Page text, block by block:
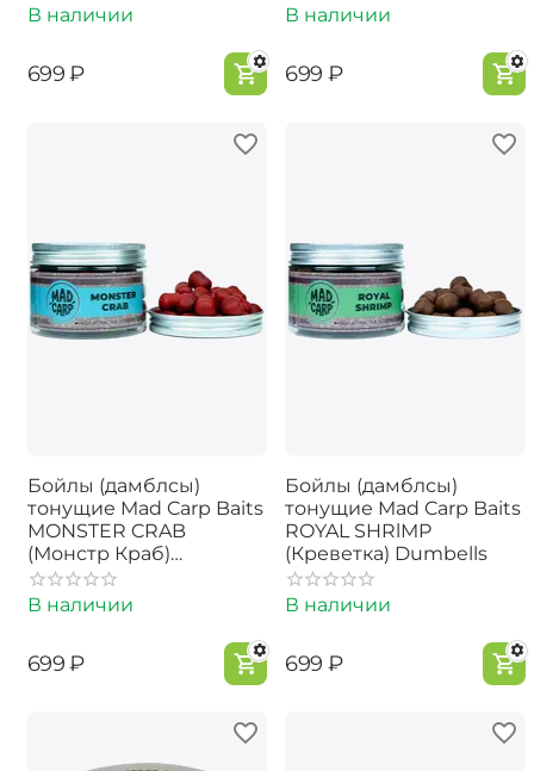
В наличии
‍699‍ ₽
В наличии
‍699‍ ₽
Бойлы (дамблсы)
тонущие Mad Carp Baits
MONSTER CRAB
(Монстр Краб)
Dumbells
В наличии
‍699‍ ₽
Бойлы (дамблсы)
тонущие Mad Carp Baits
ROYAL SHRlMP
(Креветка) Dumbells
В наличии
‍699‍ ₽